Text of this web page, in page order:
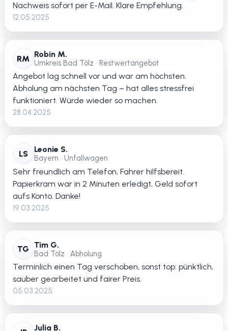
Nachweis sofort per E-Mail. Klare Empfehlung.
12.05.2025
RM Robin M.
Umkreis Bad Tölz • Restwertangebot
Angebot lag schnell vor und war am höchsten.
Abholung am nächsten Tag – hat alles stressfrei
funktioniert. Würde wieder so machen.
28.04.2025
LS Leonie S.
Bayern • Unfallwagen
Sehr freundlich am Telefon, Fahrer hilfsbereit.
Papierkram war in 2 Minuten erledigt, Geld sofort
aufs Konto. Danke!
19.03.2025
TG Tim G.
Bad Tölz • Abholung
Terminlich einen Tag verschoben, sonst top: pünktlich,
sauber gearbeitet und fairer Preis.
05.03.2025
Julia B.